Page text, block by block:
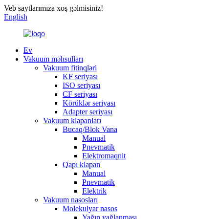
Veb saytlarımıza xoş gəlmisiniz!
English
Ev
Vakuum məhsulları
Vakuum fitinqləri
KF seriyası
ISO seriyası
CF seriyası
Körüklər seriyası
Adapter seriyası
Vakuum klapanları
Bucaq/Blok Vana
Manual
Pnevmatik
Elektromaqnit
Qapı klapan
Manual
Pnevmatik
Elektrik
Vakuum nasosları
Molekulyar nasos
Yağın yağlanması